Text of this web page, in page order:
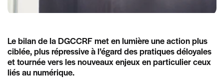
Le bilan de la DGCCRF met en lumière une action plus
ciblée, plus répressive à l’égard des pratiques déloyales
et tournée vers les nouveaux enjeux en particulier ceux
liés au numérique.